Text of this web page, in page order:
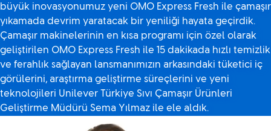
büyük inovasyonumuz yeni OMO Express Fresh ile çamaşır
yıkamada devrim yaratacak bir yeniliği hayata geçirdik.
Çamaşır makinelerinin en kısa programı için özel olarak
geliştirilen OMO Express Fresh ile 15 dakikada hızlı temizlik
ve ferahlık sağlayan lansmanımızın arkasındaki tüketici iç
görülerini, araştırma geliştirme süreçlerini ve yeni
teknolojileri Unilever Türkiye Sıvı Çamaşır Ürünleri
Geliştirme Müdürü Sema Yılmaz ile ele aldık.